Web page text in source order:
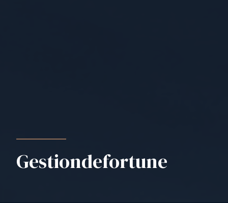
Gestiondefortune